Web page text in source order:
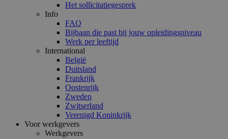
Het sollicitatiegesprek
Info
FAQ
Bijbaan die past bij jouw opleidingsniveau
Werk per leeftijd
International
België
Duitsland
Frankrijk
Oostenrijk
Zweden
Zwitserland
Verenigd Koninkrijk
Voor werkgevers
Werkgevers